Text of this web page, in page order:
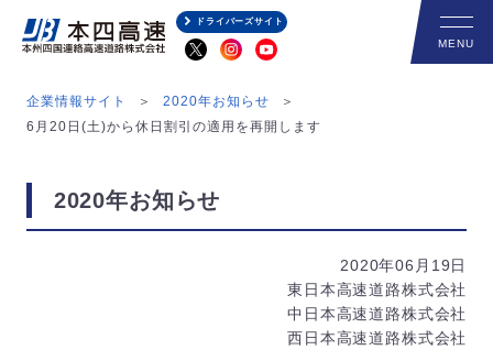
ドライバーズサイト
企業情報サイト
2020年お知らせ
6月20日(土)から休日割引の適用を再開します
2020年お知らせ
2020年06月19日
東日本高速道路株式会社
中日本高速道路株式会社
西日本高速道路株式会社